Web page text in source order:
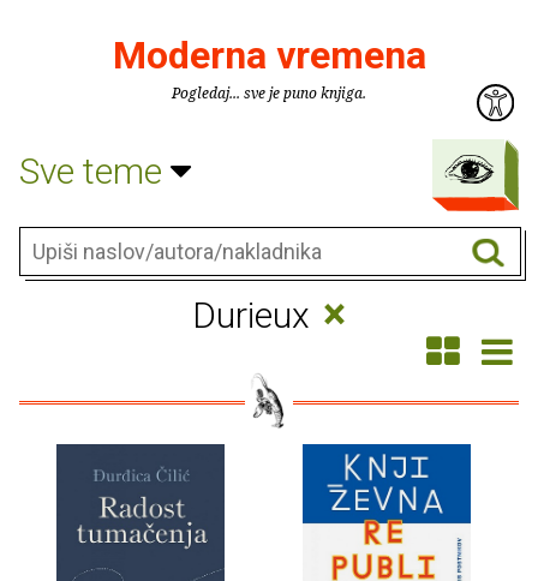
Moderna vremena
Pogledaj... sve je puno knjiga.
Sve teme
Durieux ×